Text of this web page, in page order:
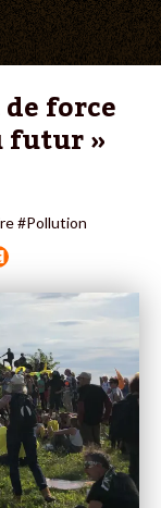
force
futur »
#Pollution